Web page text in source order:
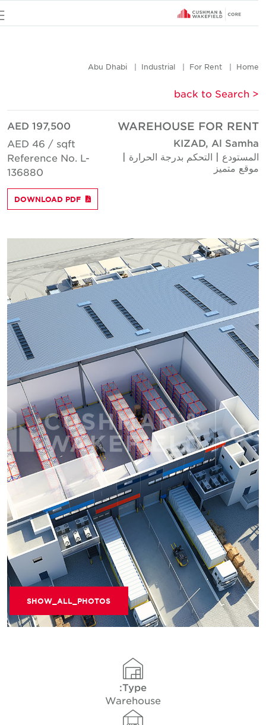
Home
For Rent
Industrial
Abu Dhabi
< back to Search
WAREHOUSE FOR RENT
KIZAD, Al Samha
المستودع | التحكم بدرجة الحرارة |
موقع متميز
AED 197,500
AED 46 / sqft
Reference No. L-
136880
DOWNLOAD PDF
SHOW_ALL_PHOTOS
Type:
Warehouse